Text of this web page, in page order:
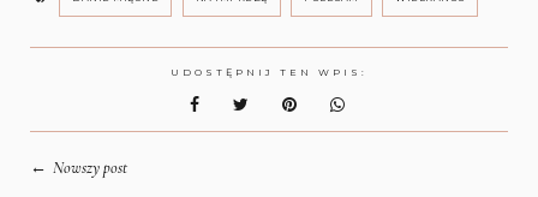
UDOSTĘPNIJ TEN WPIS:
← Nowszy post